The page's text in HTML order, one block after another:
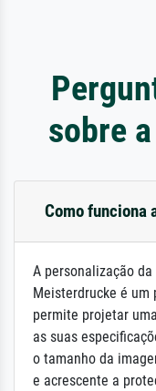
sobre
Como funciona
A personalização
Meisterdrucke é
permite projetar
as suas
o tamanho da
e acrescente a